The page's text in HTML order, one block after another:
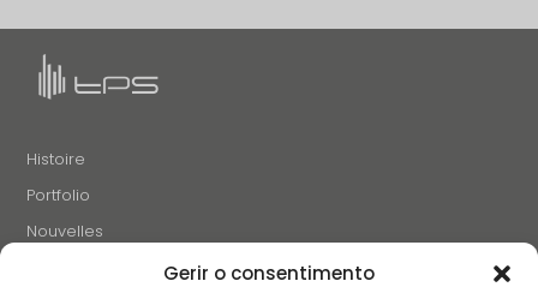
Gerir o consentimento
Histoire
Portfolio
Nouvelles
Projets et Initiatives